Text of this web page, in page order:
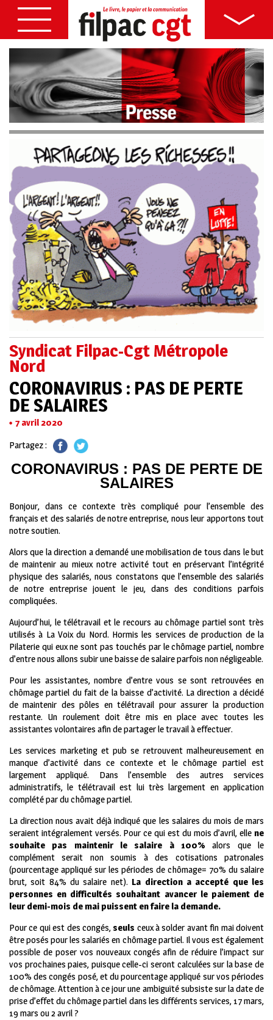
Syndicat Filpac-Cgt Métropole
Nord
CORONAVIRUS : PAS DE PERTE
DE SALAIRES
7 avril 2020
Partagez :
CORONAVIRUS : PAS DE PERTE DE
SALAIRES
Bonjour, dans ce contexte très compliqué pour l’ensemble des
français et des salariés de notre entreprise, nous leur apportons tout
notre soutien.
Alors que la direction a demandé une mobilisation de tous dans le but
de maintenir au mieux notre activité tout en préservant l’intégrité
physique des salariés, nous constatons que l’ensemble des salariés
de notre entreprise jouent le jeu, dans des conditions parfois
compliquées.
Aujourd’hui, le télétravail et le recours au chômage partiel sont très
utilisés à La Voix du Nord. Hormis les services de production de la
Pilaterie qui eux ne sont pas touchés par le chômage partiel, nombre
d’entre nous allons subir une baisse de salaire parfois non négligeable.
Pour les assistantes, nombre d’entre vous se sont retrouvées en
chômage partiel du fait de la baisse d’activité. La direction a décidé
de maintenir des pôles en télétravail pour assurer la production
restante. Un roulement doit être mis en place avec toutes les
assistantes volontaires afin de partager le travail à effectuer.
Les services marketing et pub se retrouvent malheureusement en
manque d’activité dans ce contexte et le chômage partiel est
largement appliqué. Dans l’ensemble des autres services
administratifs, le télétravail est lui très largement en application
complété par du chômage partiel.
La direction nous avait déjà indiqué que les salaires du mois de mars
seraient intégralement versés. Pour ce qui est du mois d’avril, elle ne
souhaite pas maintenir le salaire à 100%alors que le
complément serait non soumis à des cotisations patronales
(pourcentage appliqué sur les périodes de chômage= 70% du salaire
brut, soit 84% du salaire net). La direction a accepté que les
personnes en difficultés souhaitant avancer le paiement de
leur demi-mois de mai puissent en faire la demande.
Pour ce qui est des congés, seuls ceux à solder avant fin mai doivent
être posés pour les salariés en chômage partiel. Il vous est également
possible de poser vos nouveaux congés afin de réduire l’impact sur
vos prochaines paies, puisque celle-ci seront calculées sur la base de
100% des congés posé, et du pourcentage appliqué sur vos périodes
de chômage. Attention à ce jour une ambiguïté subsiste sur la date de
prise d’effet du chômage partiel dans les différents services, 17 mars,
19 mars ou 2 avril ?